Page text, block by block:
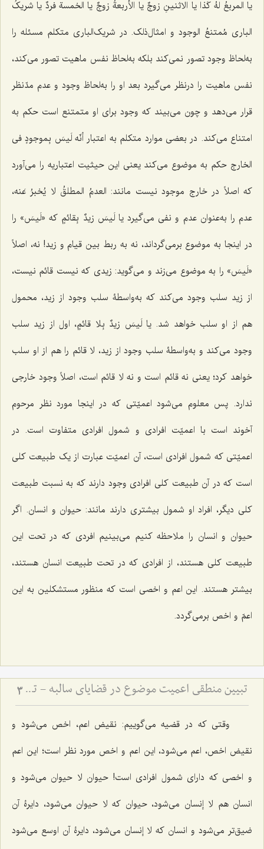
یا المربعُ لهُ کَذا یا الاثنینِ زوجٌ یا الأربعةُ زوجٌ یا الخمسة فردٌ یا شریکُ
الباری مُمتنعُ الوجودو امثال‌ذلک. در شریک‌الباری متکلم مسئله را
به‌لحاظ وجود تصور نمی‌کند بلکه به‌لحاظ نفس ماهیت تصور می‌کند،
نفس ماهیت را درنظر می‌گیرد بعد او را به‌لحاظ وجود و عدم مدّنظر
قرار می‌دهد و چون می‌بیند که وجود برای او متمتنع است حکم به
امتناع می‌کند. در بعضی موارد متکلم به اعتبار أنّه لَیسَ بِموجودٍ فی
الخارج حکم به موضوع می‌کند یعنی این حیثیت اعتباریه را می‌آورد
که اصلاً در خارج موجود نیست مانند: العدمُ المطلقُ لا یُخبرُ عَنه،
عدم را به‌عنوان عدم و نفی می‌گیرد یالَیسَ زیدٌ بِقائمٍ که «لَیسَ» را
در اینجا به موضوع برمی‌گرداند، نه به ربط بین قیام و زید! نه، اصلاً
«لَیسَ» را به موضوع می‌زند و می‌گوید: زیدی که نیست قائم نیست،
از زید سلب وجود می‌کند که به‌واسطۀ سلب وجود از زید، محمول
هم از او سلب خواهد شد. یالَیسَ زیدٌ بِلا قائمٍ، اول از زید سلب
وجود می‌کند و به‌واسطۀ سلب وجود از زید، لا قائم را هم از او سلب
خواهد کرد؛ یعنی نه قائم است و نه لا قائم است، اصلاً وجود خارجی
ندارد. پس معلوم می‌شود اعمیّتی که در اینجا مورد نظر مرحوم
آخوند است با اعمیّت افرادی و شمول افرادی متفاوت است. در
اعمیّتی که شمول افرادی است، آن اعمیّت عبارت از یک طبیعت کلی
است که در آن طبیعت کلی افرادی وجود دارند که به نسبت طبیعت
کلی دیگر، افراد او شمول بیشتری دارند مانند: حیوان و انسان. اگر
حیوان و انسان را ملاحظه کنیم می‌بینیم افردی که در تحت این
طبیعت کلی هستند، از افرادی که در تحت طبیعت انسان هستند،
بیشتر هستند. این اعم و اخصی است که منظور مستشکلین به این
اعمّ و اخص برمی‌گردد.
تبیین منطقی اعمیت موضوع در قضایای سالبه - تحلیل اعتبار ذهنی و تفاوت آن با شمول افرادی 3
وقتی که در قضیه می‌گوییم: نقیض اعم، اخص می‌شود و
نقیض اخص، اعم می‌شود، این اعم و اخص مورد نظر است؛ این اعم
و اخصی که دارای شمول افرادی است! حیوان لا حیوان می‌شود و
انسان هم لا إنسان می‌شود، حیوان که لا حیوان می‌شود، دایرۀ آن
ضیق‌تر می‌شود و انسان که لا إنسان می‌شود، دایرۀ آن اوسع می‌شود